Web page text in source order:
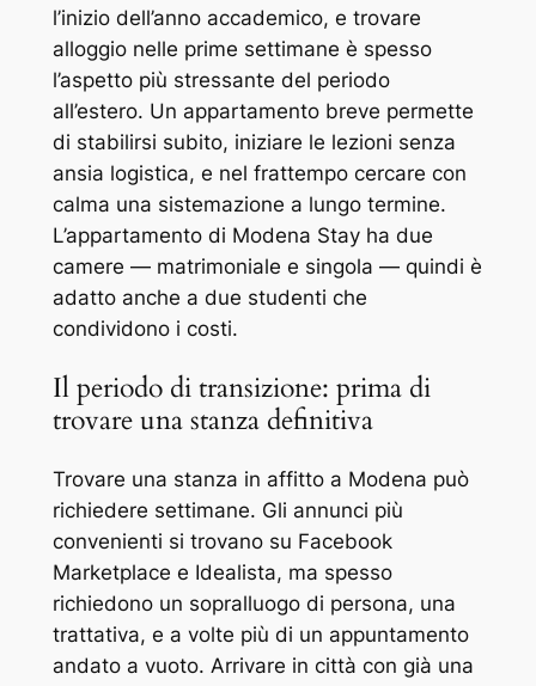
l’inizio dell’anno accademico, e trovare
alloggio nelle prime settimane è spesso
l’aspetto più stressante del periodo
all’estero. Un appartamento breve permette
di stabilirsi subito, iniziare le lezioni senza
ansia logistica, e nel frattempo cercare con
calma una sistemazione a lungo termine.
L’appartamento di Modena Stay ha due
camere — matrimoniale e singola — quindi è
adatto anche a due studenti che
condividono i costi.
Il periodo di transizione: prima di
trovare una stanza definitiva
Trovare una stanza in affitto a Modena può
richiedere settimane. Gli annunci più
convenienti si trovano su Facebook
Marketplace e Idealista, ma spesso
richiedono un sopralluogo di persona, una
trattativa, e a volte più di un appuntamento
andato a vuoto. Arrivare in città con già una